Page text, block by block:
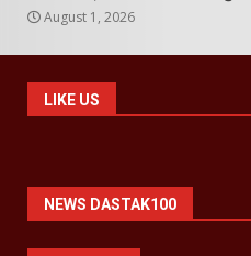
August 1, 2026
LIKE US
NEWS DASTAK100